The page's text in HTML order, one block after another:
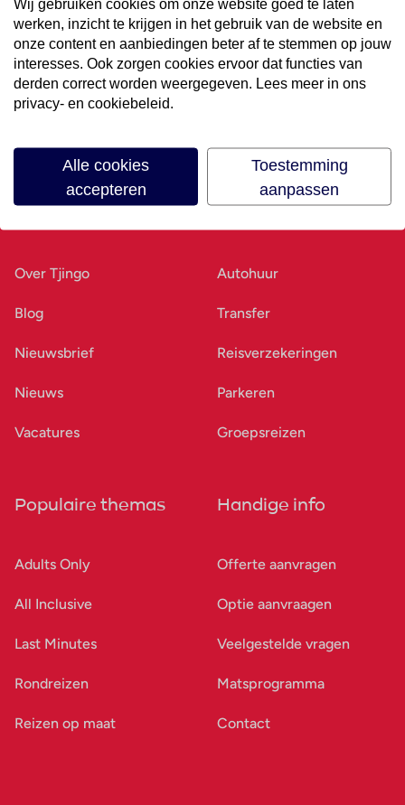
Volg ons op social media
Over Tjingo
Blog
Nieuwsbrief
Nieuws
Vacatures
Autohuur
Transfer
Reisverzekeringen
Parkeren
Groepsreizen
Populaire themas
Adults Only
All Inclusive
Last Minutes
Rondreizen
Reizen op maat
Handige info
Offerte aanvragen
Optie aanvraagen
Veelgestelde vragen
Matsprogramma
Contact
Wij gebruiken cookies om onze website goed te laten
werken, inzicht te krijgen in het gebruik van de website en
onze content en aanbiedingen beter af te stemmen op jouw
interesses. Ook zorgen cookies ervoor dat functies van
derden correct worden weergegeven. Lees meer in ons
privacy- en cookiebeleid.
Alle cookies
accepteren
Toestemming
aanpassen